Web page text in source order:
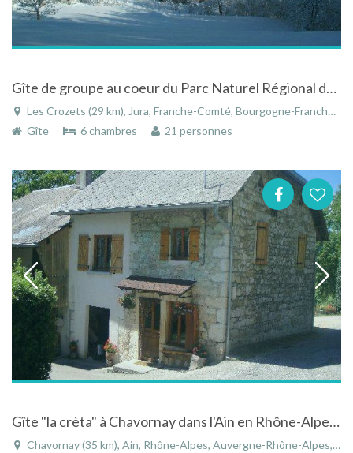
Gîte de groupe au coeur du Parc Naturel Régional du Haut-Jura
Les Crozets (29 km), Jura, Franche-Comté, Bourgogne-Franche-Comté, France
Gîte
6 chambres 21 personnes
Gîte "la crèta" à Chavornay dans l'Ain en Rhône-Alpes, dans un cadre naturel et calme
Chavornay (35 km), Ain, Rhône-Alpes, Auvergne-Rhône-Alpes, France